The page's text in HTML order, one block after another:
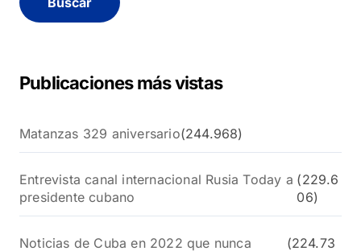
a
Publicaciones más vistas
Matanzas 329 aniversario(244.968)
Entrevista canal internacional Rusia Today a
presidente cubano
(229.6
06)
Noticias de Cuba en 2022 que nunca
(224.73